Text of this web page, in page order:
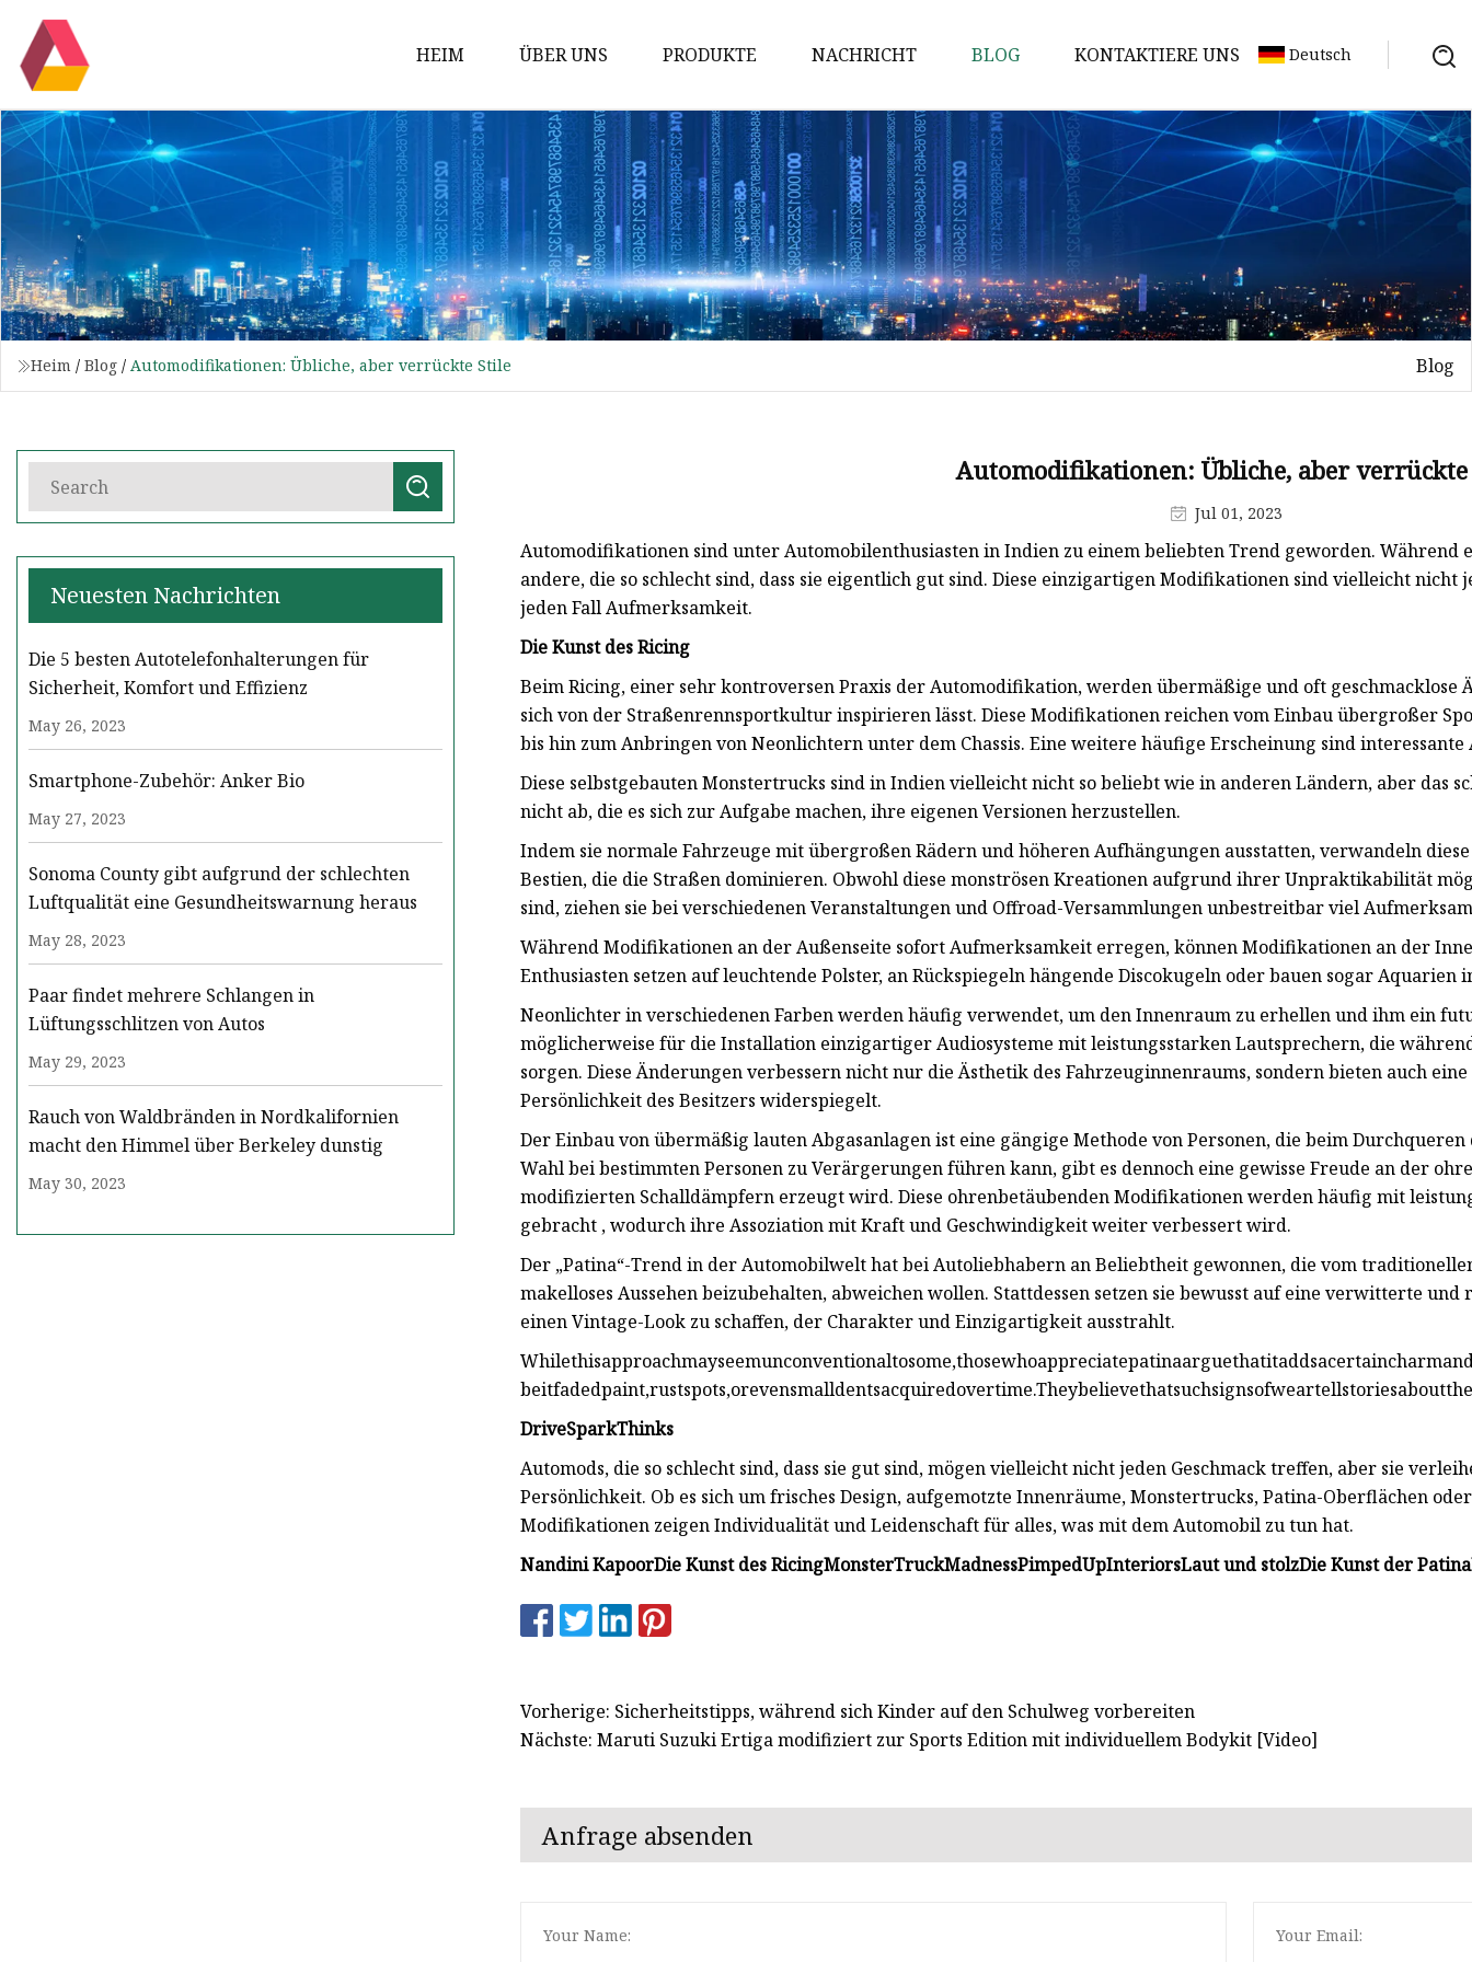
HEIM ÜBER UNS PRODUKTE
Autoboden
Dachträger
Autoradio
Modifizierter Innenraum
Autositzzubehör
Auto-Schlafsofa
Autouhr
Autovorhang
NACHRICHT BLOG KONTAKTIERE UNS Deutsch
Heim / Blog / Automodifikationen: Übliche, aber verrückte Stile Blog
Neuesten Nachrichten
Die 5 besten Autotelefonhalterungen für
Sicherheit, Komfort und Effizienz
May 26, 2023
Smartphone-Zubehör: Anker Bio
May 27, 2023
Sonoma County gibt aufgrund der schlechten
Luftqualität eine Gesundheitswarnung heraus
May 28, 2023
Paar findet mehrere Schlangen in
Lüftungsschlitzen von Autos
May 29, 2023
Rauch von Waldbränden in Nordkalifornien
macht den Himmel über Berkeley dunstig
May 30, 2023
Automodifikationen: Übliche, aber verrückte
Jul 01, 2023
Automodifikationen sind unter Automobilenthusiasten in Indien zu einem beliebten Trend geworden. Während
andere, die so schlecht sind, dass sie eigentlich gut sind. Diese einzigartigen Modifikationen sind vielleicht nicht
jeden Fall Aufmerksamkeit.
Die Kunst des Ricing
Beim Ricing, einer sehr kontroversen Praxis der Automodifikation, werden übermäßige und oft geschmacklose
sich von der Straßenrennsportkultur inspirieren lässt. Diese Modifikationen reichen vom Einbau übergroßer
bis hin zum Anbringen von Neonlichtern unter dem Chassis. Eine weitere häufige Erscheinung sind
Diese selbstgebauten Monstertrucks sind in Indien vielleicht nicht so beliebt wie in anderen Ländern, aber das
nicht ab, die es sich zur Aufgabe machen, ihre eigenen Versionen herzustellen.
Indem sie normale Fahrzeuge mit übergroßen Rädern und höheren Aufhängungen ausstatten, verwandeln
Bestien, die die Straßen dominieren. Obwohl diese monströsen Kreationen aufgrund ihrer Unpraktikabilität
sind, ziehen sie bei verschiedenen Veranstaltungen und Offroad-Versammlungen unbestreitbar viel
Während Modifikationen an der Außenseite sofort Aufmerksamkeit erregen, können Modifikationen an der
Enthusiasten setzen auf leuchtende Polster, an Rückspiegeln hängende Discokugeln oder bauen sogar Aquarien
Neonlichter in verschiedenen Farben werden häufig verwendet, um den Innenraum zu erhellen und ihm ein
möglicherweise für die Installation einzigartiger Audiosysteme mit leistungsstarken Lautsprechern, die
sorgen. Diese Änderungen verbessern nicht nur die Ästhetik des Fahrzeuginnenraums, sondern bieten auch
Persönlichkeit des Besitzers widerspiegelt.
Der Einbau von übermäßig lauten Abgasanlagen ist eine gängige Methode von Personen, die beim
Wahl bei bestimmten Personen zu Verärgerungen führen kann, gibt es dennoch eine gewisse Freude an der
modifizierten Schalldämpfern erzeugt wird. Diese ohrenbetäubenden Modifikationen werden häufig mit
gebracht , wodurch ihre Assoziation mit Kraft und Geschwindigkeit weiter verbessert wird.
Der „Patina“-Trend in der Automobilwelt hat bei Autoliebhabern an Beliebtheit gewonnen, die vom
makelloses Aussehen beizubehalten, abweichen wollen. Stattdessen setzen sie bewusst auf eine verwitterte
einen Vintage-Look zu schaffen, der Charakter und Einzigartigkeit ausstrahlt.
DriveSparkThinks
Automods, die so schlecht sind, dass sie gut sind, mögen vielleicht nicht jeden Geschmack treffen, aber sie
Persönlichkeit. Ob es sich um frisches Design, aufgemotzte Innenräume, Monstertrucks, Patina-Oberflächen
Modifikationen zeigen Individualität und Leidenschaft für alles, was mit dem Automobil zu tun hat.
Nandini KapoorDie Kunst des RicingMonsterTruckMadnessPimpedUpInteriorsLaut und stolzDie Kunst der Patina
Vorherige: Sicherheitstipps, während sich Kinder auf den Schulweg vorbereiten
Nächste: Maruti Suzuki Ertiga modifiziert zur Sports Edition mit individuellem Bodykit [Video]
Anfrage absenden